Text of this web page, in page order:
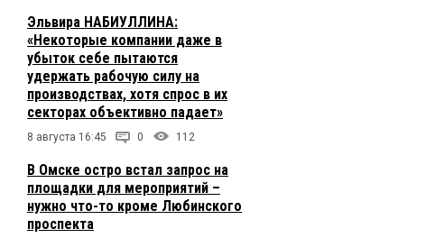
Эльвира НАБИУЛЛИНА:
«Некоторые компании даже в
убыток себе пытаются
удержать рабочую силу на
производствах, хотя спрос в их
секторах объективно падает»
8 августа 16:45 0 112
В Омске остро встал запрос на
площадки для мероприятий –
нужно что-то кроме Любинского
проспекта